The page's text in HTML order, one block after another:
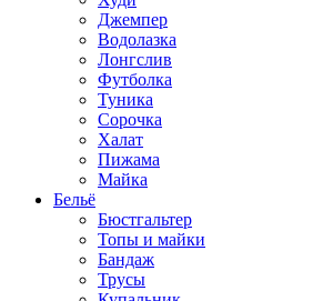
Джемпер
Водолазка
Лонгслив
Футболка
Туника
Сорочка
Халат
Пижама
Майка
Бельё
Бюстгальтер
Топы и майки
Бандаж
Трусы